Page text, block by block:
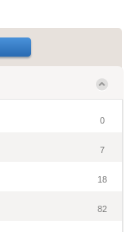
0
7
18
82